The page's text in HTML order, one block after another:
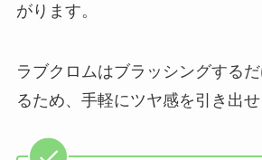
がります。
ラブクロムはブラッシングする
るため、手軽にツヤ感を引き出せ